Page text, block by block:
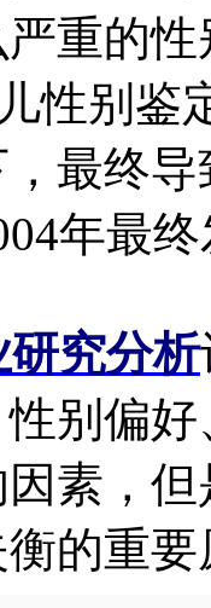
重的
性别鉴
最终
年最
研究分析
别偏
素，
的重要